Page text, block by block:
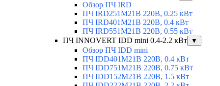
Обзор ПЧ IRD
ПЧ IRD251M21B 220В, 0.25 кВт
ПЧ IRD401M21B 220В, 0.4 кВт
ПЧ IRD551M21B 220В, 0.55 кВт
ПЧ INNOVERT IDD mini 0.4-2.2 кВт
▼
Обзор ПЧ IDD mini
ПЧ IDD401M21B 220В, 0.4 кВт
ПЧ IDD751M21B 220В, 0.75 кВт
ПЧ IDD152M21B 220В, 1.5 кВт